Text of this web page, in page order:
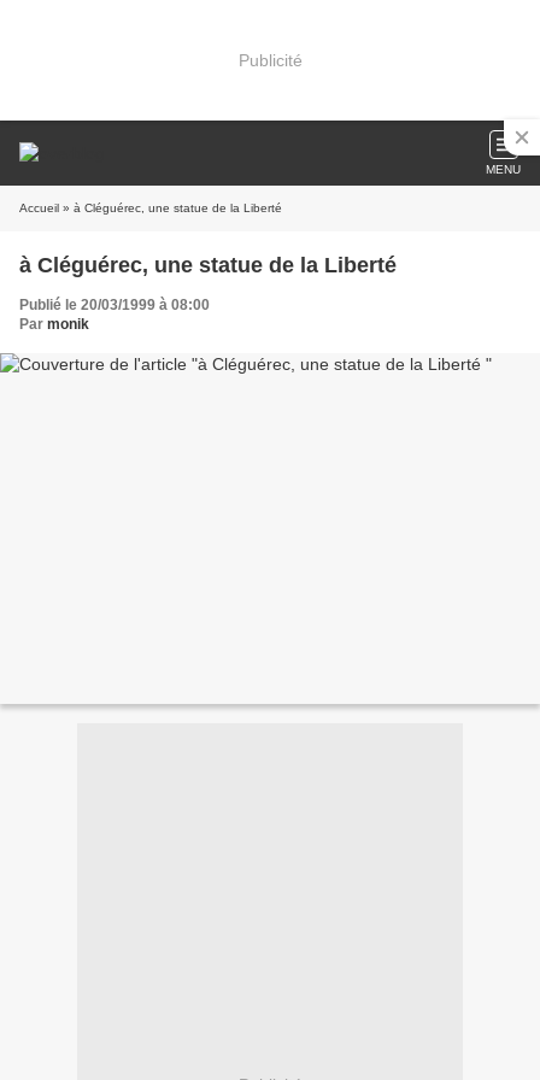
Publicité
MENU
Accueil » à Cléguérec, une statue de la Liberté
à Cléguérec, une statue de la Liberté
Publié le 20/03/1999 à 08:00
Par monik